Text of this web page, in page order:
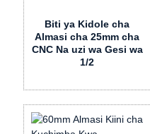
Biti ya Kidole cha
Almasi cha 25mm cha
CNC Na uzi wa Gesi wa
1/2